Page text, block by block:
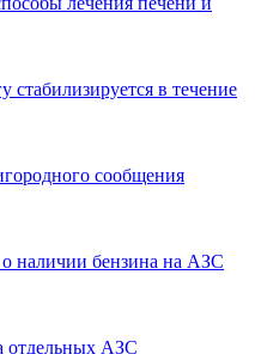
стабилизируется в течение
сообщения
наличии бензина на АЗС
отдельных АЗС